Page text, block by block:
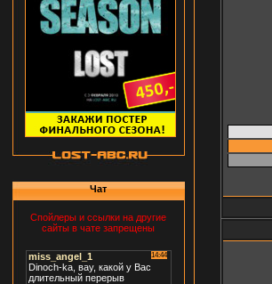
Чат
Спойлеры и ссылки на другие
сайты в чате запрещены